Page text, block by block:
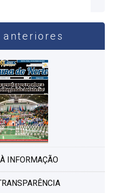
anteriores
INFORMAÇÃO